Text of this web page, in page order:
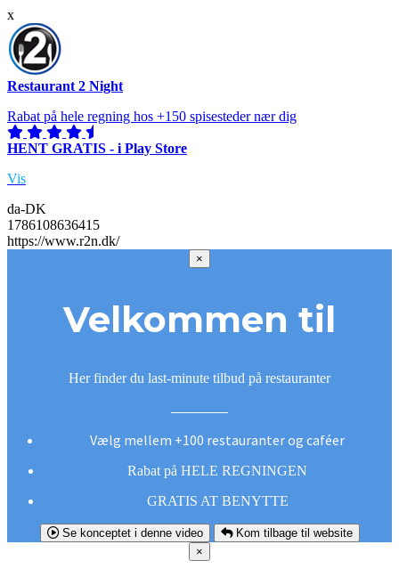
x
Restaurant 2 Night
Rabat på hele regning hos +150 spisesteder nær dig
HENT GRATIS - i Play Store
Vis
da-DK
1786108636415
https://www.r2n.dk/
×
Velkommen til
Her finder du last-minute tilbud på restauranter
Vælg mellem +100 restauranter og caféer
Rabat på HELE REGNINGEN
GRATIS AT BENYTTE
Se konceptet i denne video
Kom tilbage til website
×